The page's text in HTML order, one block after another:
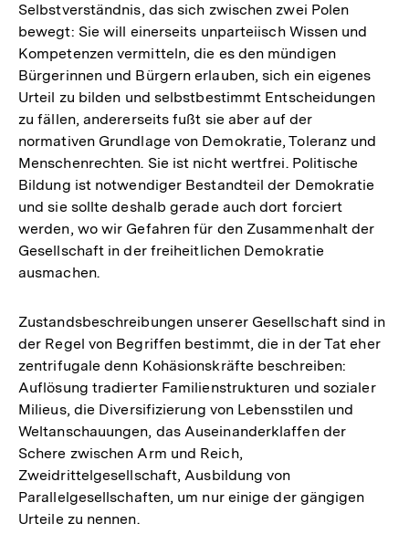
Selbstverständnis, das sich zwischen zwei Polen
bewegt: Sie will einerseits unparteiisch Wissen und
Kompetenzen vermitteln, die es den mündigen
Bürgerinnen und Bürgern erlauben, sich ein eigenes
Urteil zu bilden und selbstbestimmt Entscheidungen
zu fällen, andererseits fußt sie aber auf der
normativen Grundlage von Demokratie, Toleranz und
Menschenrechten. Sie ist nicht wertfrei. Politische
Bildung ist notwendiger Bestandteil der Demokratie
und sie sollte deshalb gerade auch dort forciert
werden, wo wir Gefahren für den Zusammenhalt der
Gesellschaft in der freiheitlichen Demokratie
ausmachen.
Zustandsbeschreibungen unserer Gesellschaft sind in
der Regel von Begriffen bestimmt, die in der Tat eher
zentrifugale denn Kohäsionskräfte beschreiben:
Auflösung tradierter Familienstrukturen und sozialer
Milieus, die Diversifizierung von Lebensstilen und
Weltanschauungen, das Auseinanderklaffen der
Schere zwischen Arm und Reich,
Zweidrittelgesellschaft, Ausbildung von
Parallelgesellschaften, um nur einige der gängigen
Urteile zu nennen.